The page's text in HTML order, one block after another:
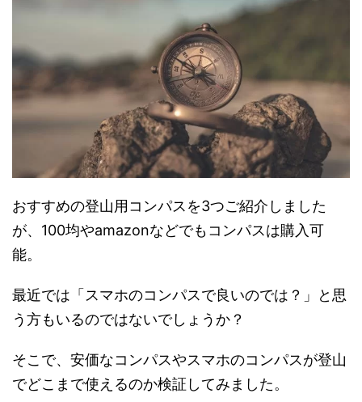
おすすめの登山用コンパスを3つご紹介しました
が、100均やamazonなどでもコンパスは購入可
能。
最近では「スマホのコンパスで良いのでは？」と思
う方もいるのではないでしょうか？
そこで、安価なコンパスやスマホのコンパスが登山
でどこまで使えるのか検証してみました。